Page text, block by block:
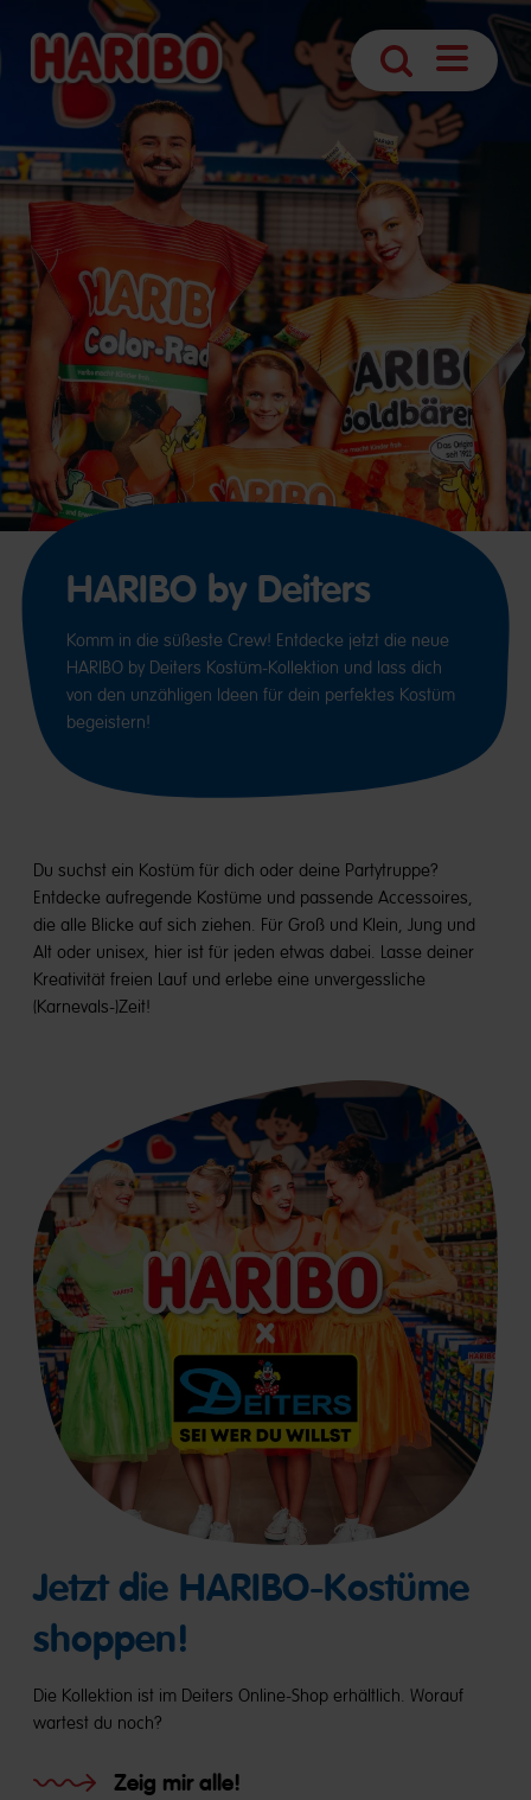
Suche
öffnen
HARIBO by Deiters
Komm in die süßeste Crew! Entdecke jetzt die neue
HARIBO by Deiters Kostüm-Kollektion und lass dich
von den unzähligen Ideen für dein perfektes Kostüm
begeistern!
Du suchst ein Kostüm für dich oder deine Partytruppe?
Entdecke aufregende Kostüme und passende Accessoires,
die alle Blicke auf sich ziehen. Für Groß und Klein, Jung und
Alt oder unisex, hier ist für jeden etwas dabei. Lasse deiner
Kreativität freien Lauf und erlebe eine unvergessliche
(Karnevals-)Zeit!
Jetzt die HARIBO-Kostüme
shoppen!
Die Kollektion ist im Deiters Online-Shop erhältlich. Worauf
wartest du noch?
Zeig mir alle!